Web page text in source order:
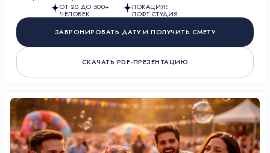
ОТ 20 ДО 500+
ЧЕЛОВЕК
ЛОКАЦИЯ:
ЛОФТ СТУДИЯ
ЗАБРОНИРОВАТЬ ДАТУ И ПОЛУЧИТЬ СМЕТУ
СКАЧАТЬ PDF-ПРЕЗЕНТАЦИЮ